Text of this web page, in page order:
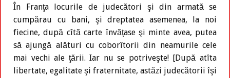
În Franţa locurile de judecători şi din armată se
cumpărau cu bani, şi dreptatea asemenea, la noi
fiecine, după cîtă carte învăţase şi minte avea, putea
să ajungă alături cu coborîtorii din neamurile cele
mai vechi ale ţării. Iar nu se potriveşte! [După atîta
libertate, egalitate şi fraternitate, astăzi judecătorii îşi